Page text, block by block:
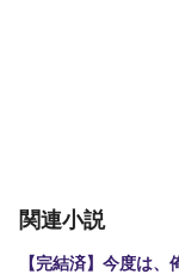
関連小説
【完結済】今度は